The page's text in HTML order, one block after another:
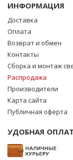
ИНФОРМАЦИЯ
Доставка
Оплата
Возврат и обмен
Контакты
Сборка и монтаж
Распродажа
Производители
Карта сайта
Публичная оферта
УДОБНАЯ